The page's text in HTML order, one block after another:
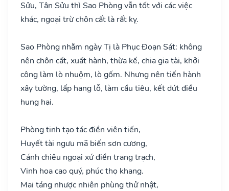
Sửu, Tân Sửu thì Sao Phòng vẫn tốt với các việc
khác, ngoại trừ chôn cất là rất kỵ.
Sao Phòng nhằm ngày Tị là Phục Đoạn Sát: không
nên chôn cất, xuất hành, thừa kế, chia gia tài, khởi
công làm lò nhuộm, lò gốm. Nhưng nên tiến hành
xây tường, lấp hang lỗ, làm cầu tiêu, kết dứt điều
hung hại.
Phòng tinh tạo tác điền viên tiến,
Huyết tài ngưu mã biến sơn cương,
Cánh chiêu ngoại xứ điền trang trạch,
Vinh hoa cao quý, phúc thọ khang.
Mai táng nhược nhiên phùng thử nhật,